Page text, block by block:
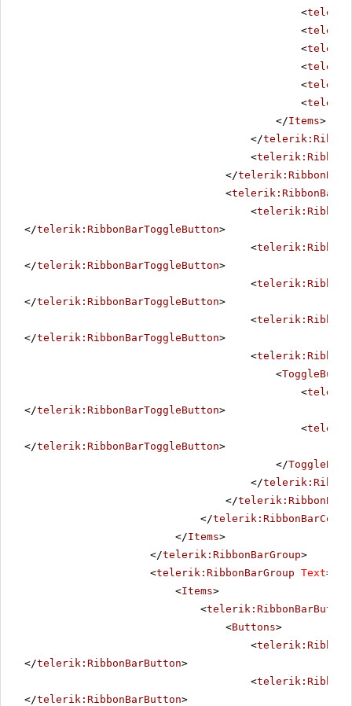
<
<
<
<
<
<
</Items>
</
<
</
<
<
</telerik:RibbonBarToggleButton>
<
</telerik:RibbonBarToggleButton>
<
</telerik:RibbonBarToggleButton>
<
</telerik:RibbonBarToggleButton>
<
<
<
</telerik:RibbonBarToggleButton>
<
</telerik:RibbonBarToggleButton>
</
</
</
</
</Items>
</telerik:RibbonBarGroup>
<telerik:RibbonBarGroup Text=
<Items>
<
<Buttons>
<
</telerik:RibbonBarButton>
<
</telerik:RibbonBarButton>